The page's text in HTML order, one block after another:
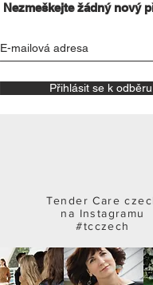
Nezmeškejte žádný nový
Přihlásit se k odběru
Tender Care
na Instagramu
#tcczech